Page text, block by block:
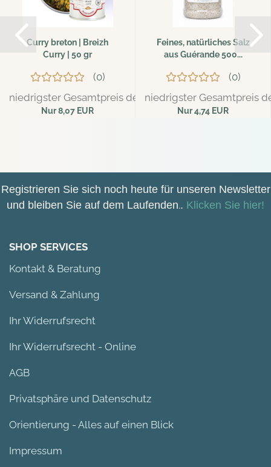
Curry breton | Breizh
Curry | 50 gr
0
niedrigster Gesamtpreis der letzten 30 Tage: 8,49 EUR
Nur 8,07 EUR
Feines, natürliches Salz
aus Guérande 500...
0
niedrigster Gesamtpreis
Nur 4,74 EUR
Registrieren Sie sich noch heute für unseren Newsletter
und bleiben Sie auf dem Laufenden.. Klicken Sie hier!
SHOP SERVICES
Kontakt & Beratung
Versand & Zahlung
Ihr Widerrufsrecht
Ihr Widerrufsrecht - Online
AGB
Privatsphäre und Datenschutz
Orientierung - Alles auf einen Blick
Impressum